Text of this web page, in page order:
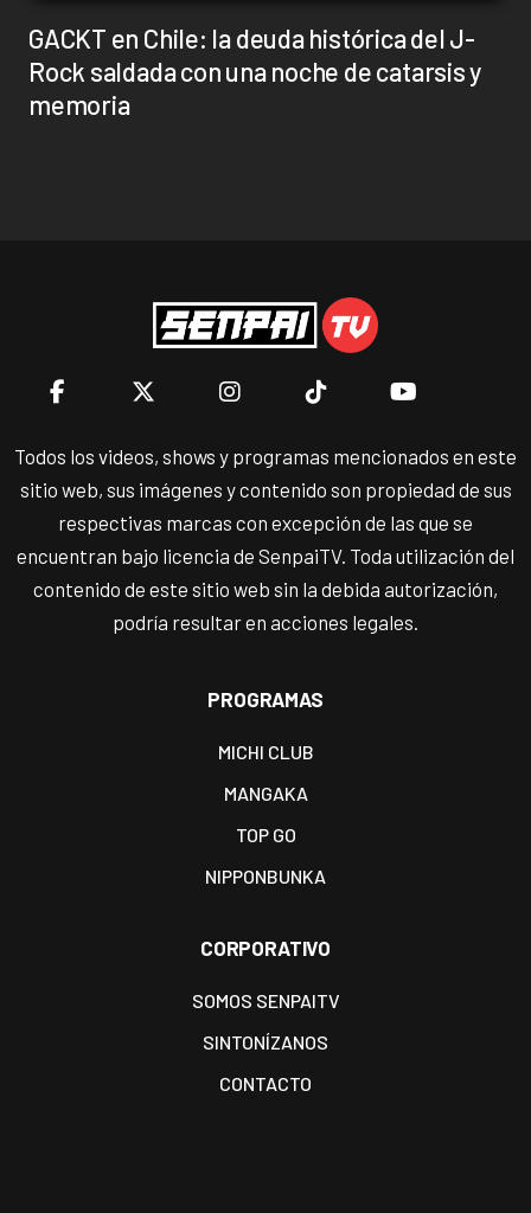
GACKT en Chile: la deuda histórica del J-
Rock saldada con una noche de catarsis y
memoria
Todos los videos, shows y programas mencionados en este
sitio web, sus imágenes y contenido son propiedad de sus
respectivas marcas con excepción de las que se
encuentran bajo licencia de SenpaiTV. Toda utilización del
contenido de este sitio web sin la debida autorización,
podría resultar en acciones legales.
PROGRAMAS
MICHI CLUB
MANGAKA
TOP GO
NIPPONBUNKA
CORPORATIVO
SOMOS SENPAITV
SINTONÍZANOS
CONTACTO